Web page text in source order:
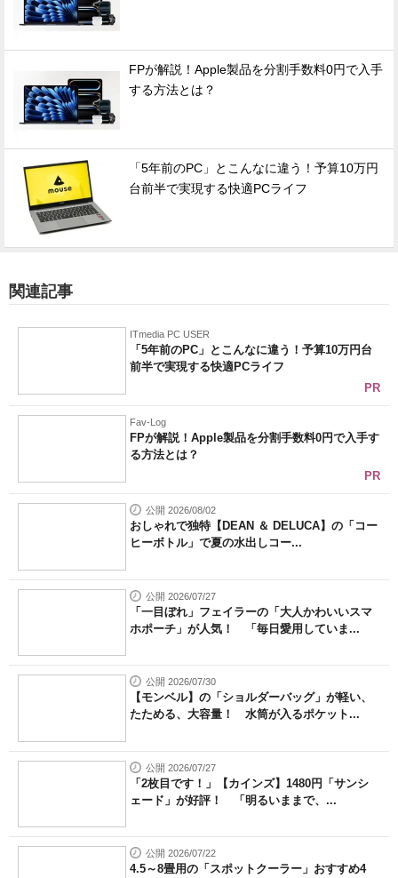
FPが解説！Apple製品を分割手数料0円で入手
する方法とは？
「5年前のPC」とこんなに違う！予算10万円
台前半で実現する快適PCライフ
関連記事
ITmedia PC USER
「5年前のPC」とこんなに違う！予算10万円台
前半で実現する快適PCライフ
PR
Fav-Log
FPが解説！Apple製品を分割手数料0円で入手す
る方法とは？
PR
公開 2026/08/02
おしゃれで独特【DEAN ＆ DELUCA】の「コー
ヒーボトル」で夏の水出しコー...
公開 2026/07/27
「一目ぼれ」フェイラーの「大人かわいいスマ
ホポーチ」が人気！ 「毎日愛用していま...
公開 2026/07/30
【モンベル】の「ショルダーバッグ」が軽い、
たためる、大容量！ 水筒が入るポケット...
公開 2026/07/27
「2枚目です！」【カインズ】1480円「サンシ
ェード」が好評！ 「明るいままで、...
公開 2026/07/22
4.5～8畳用の「スポットクーラー」おすすめ4